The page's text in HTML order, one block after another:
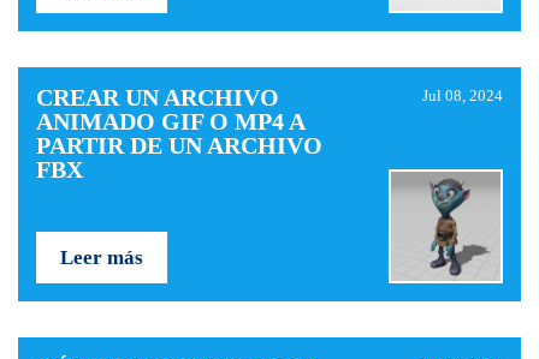
CREAR UN ARCHIVO
ANIMADO GIF O MP4 A
PARTIR DE UN ARCHIVO
FBX
Jul 08, 2024
Leer más